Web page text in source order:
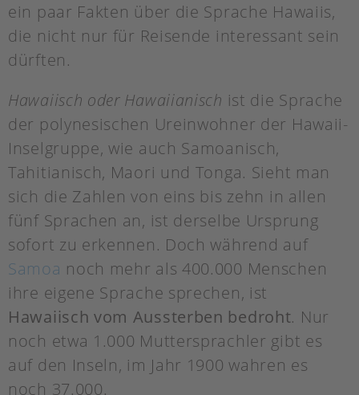
ein paar Fakten über die Sprache Hawaiis,
die nicht nur für Reisende interessant sein
dürften.
Hawaiisch oder Hawaiianisch ist die Sprache
der polynesischen Ureinwohner der Hawaii-
Inselgruppe, wie auch Samoanisch,
Tahitianisch, Maori und Tonga. Sieht man
sich die Zahlen von eins bis zehn in allen
fünf Sprachen an, ist derselbe Ursprung
sofort zu erkennen. Doch während auf
Samoa noch mehr als 400.000 Menschen
ihre eigene Sprache sprechen, ist
Hawaiisch vom Aussterben bedroht. Nur
noch etwa 1.000 Muttersprachler gibt es
auf den Inseln, im Jahr 1900 wahren es
noch 37.000.